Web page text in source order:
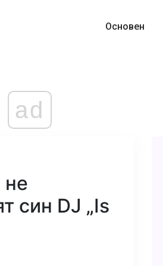
Основен
ad
син DJ „Is